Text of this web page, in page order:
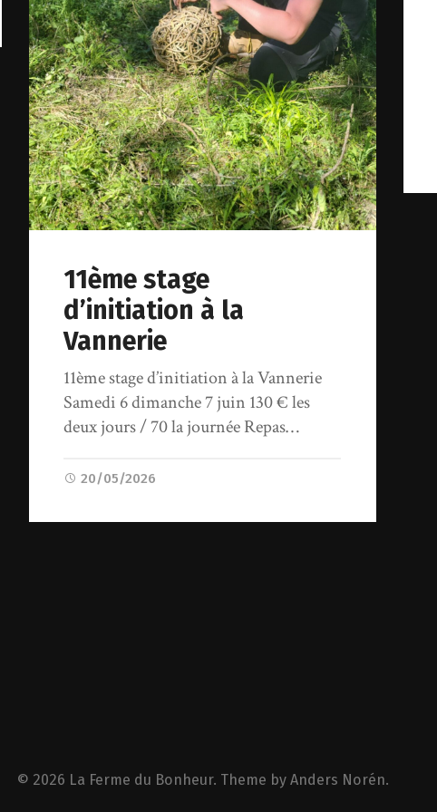
11ème stage
d’initiation à la
Vannerie
11ème stage d’initiation à la Vannerie
Samedi 6 dimanche 7 juin 130 € les
deux jours / 70 la journée Repas…
20/05/2026
© 2026 La Ferme du Bonheur. Theme by Anders Norén.